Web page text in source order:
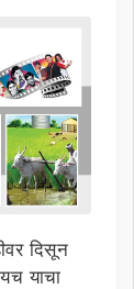
दिसून
याचा